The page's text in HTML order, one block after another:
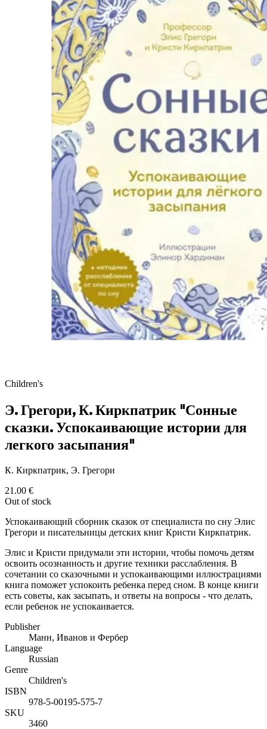
Children's
Э. Грегори, К. Киркпатрик "Сонные
сказки. Успокаивающие истории для
легкого засыпания"
К. Киркпатрик, Э. Грегори
21.00 €
Out of stock
Успокаивающий сборник сказок от специалиста по сну Элис
Грегори и писательницы детских книг Кристи Киркпатрик.
Элис и Кристи придумали эти истории, чтобы помочь детям
освоить осознанность и другие техники расслабления. В
сочетании со сказочными и успокаивающими иллюстрациями
книга поможет успокоить ребенка перед сном. В конце книги
есть советы, как засыпать, и ответы на вопросы - что делать,
если ребенок не успокаивается.
Publisher
Манн, Иванов и Фербер
Language
Russian
Genre
Children's
ISBN
978-5-00195-575-7
SKU
3460